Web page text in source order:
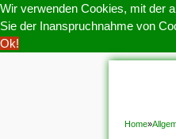
Wir verwenden Cookies, mit der
Sie der Inanspruchnahme von
Ok!
Home»